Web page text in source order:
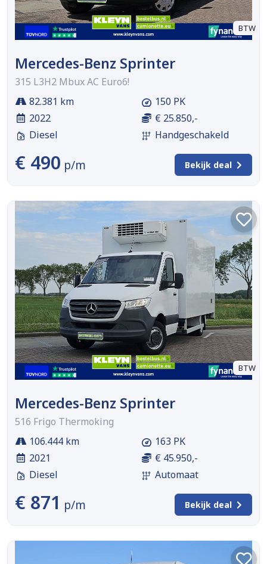
BTW
Mercedes-Benz Sprinter
315 L3H2 Mbux AC Euro6!
82.381 km
2022
Diesel
150 PK
€ 25.850,-
Handgeschakeld
€ 490 p/m Bekijk deal
BTW
Mercedes-Benz Sprinter
516 Frigo Thermoking
106.444 km
2021
Diesel
163 PK
€ 45.950,-
Automaat
€ 871 p/m Bekijk deal